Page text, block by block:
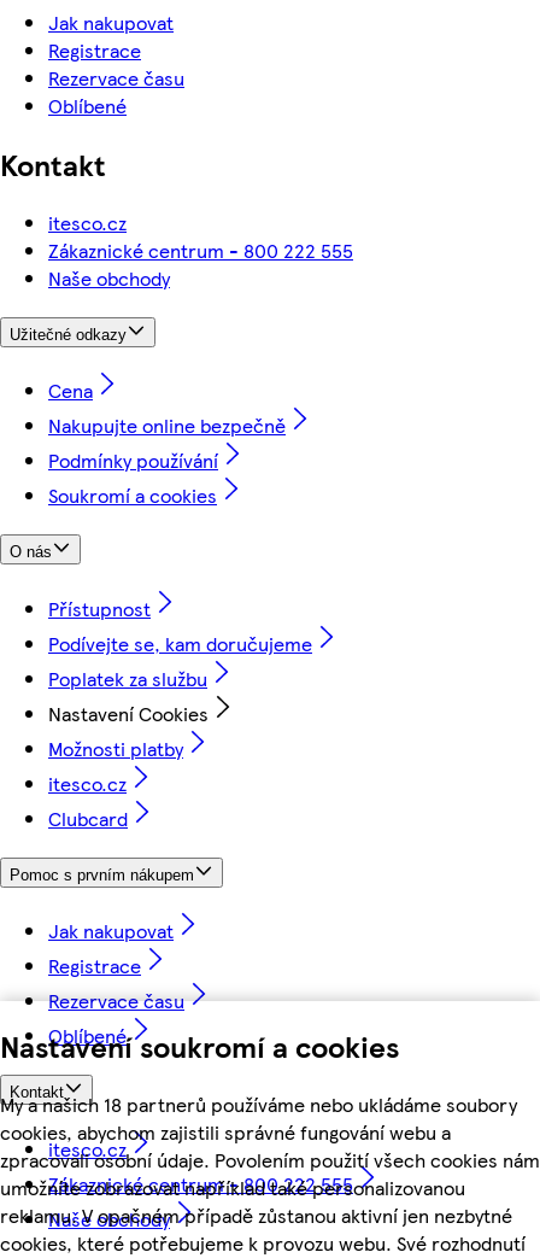
Nastavení soukromí a cookies
My a našich 18 partnerů používáme nebo ukládáme soubory
cookies, abychom zajistili správné fungování webu a
zpracovali osobní údaje. Povolením použití všech cookies nám
umožníte zobrazovat například také personalizovanou
reklamu. V opačném případě zůstanou aktivní jen nezbytné
cookies, které potřebujeme k provozu webu. Své rozhodnutí
Jak nakupovat
Registrace
Rezervace času
Oblíbené
Kontakt
itesco.cz
Zákaznické centrum - 800 222 555
Naše obchody
Užitečné odkazy
Cena
Nakupujte online bezpečně
Podmínky používání
Soukromí a cookies
O nás
Přístupnost
Podívejte se, kam doručujeme
Poplatek za službu
Nastavení Cookies
Možnosti platby
itesco.cz
Clubcard
Pomoc s prvním nákupem
Jak nakupovat
Registrace
Rezervace času
Oblíbené
Kontakt
itesco.cz
Zákaznické centrum - 800 222 555
Naše obchody